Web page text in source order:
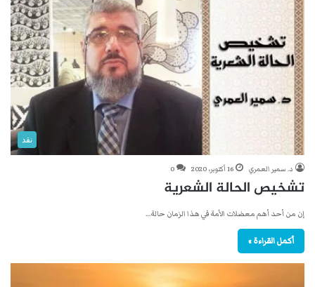
نقد
د. سمير العمري 16 أكتوبر، 2020 0
تشخيص الحالة الشعرية
إن من أحد أهم معضلات الأمة في هذا الزمان حالة…
أكمل القراءة »